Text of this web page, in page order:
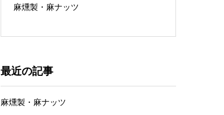
最近の記事
麻燻製・麻ナッツ